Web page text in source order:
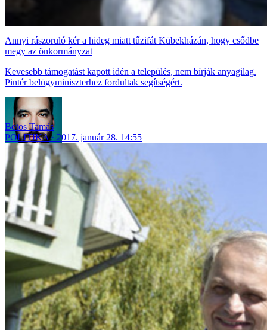
Annyi rászoruló kér a hideg miatt tűzifát Kübekházán, hogy csődbe
megy az önkormányzat
Kevesebb támogatást kapott idén a település, nem bírják anyagilag.
Pintér belügyminiszterhez fordultak segítségért.
Botos Tamás
POLITIKA
2017. január 28. 14:55